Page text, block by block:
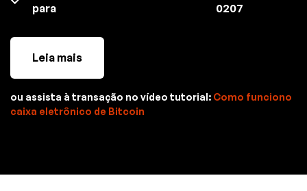
para
0207
Leia mais
ou assista à transação no vídeo tutorial: Como funciono
caixa eletrônico de Bitcoin